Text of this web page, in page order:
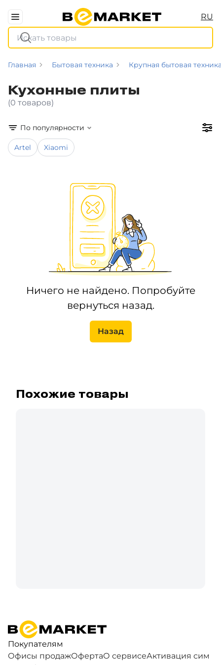
RU
Главная Бытовая техника Крупная бытовая
Кухонные плиты
(0 товаров)
По популярности
Artel Xiaomi
Ничего не найдено. Попробуйте
вернуться назад.
Назад
Похожие товары
Покупателям
Офисы продажОфертаО сервисеАктивация сим